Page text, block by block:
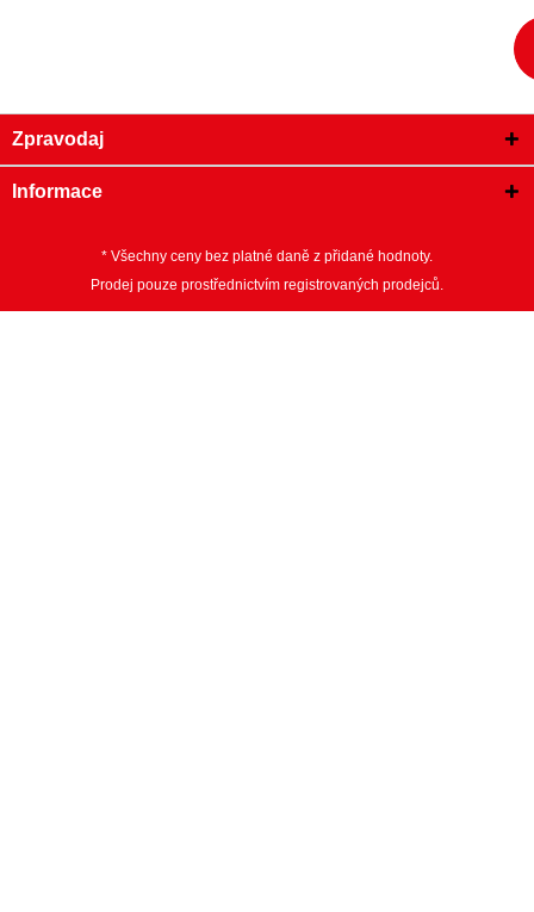
Zpravodaj
Informace
* Všechny ceny bez platné daně z přidané hodnoty.
Prodej pouze prostřednictvím registrovaných prodejců.